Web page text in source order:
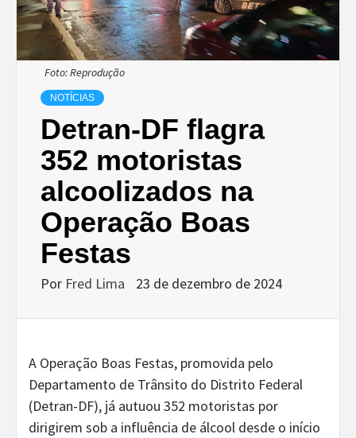
Foto: Reprodução
NOTÍCIAS
Detran-DF flagra
352 motoristas
alcoolizados na
Operação Boas
Festas
Por Fred Lima 23 de dezembro de 2024
A Operação Boas Festas, promovida pelo
Departamento de Trânsito do Distrito Federal
(Detran-DF), já autuou 352 motoristas por
dirigirem sob a influência de álcool desde o início